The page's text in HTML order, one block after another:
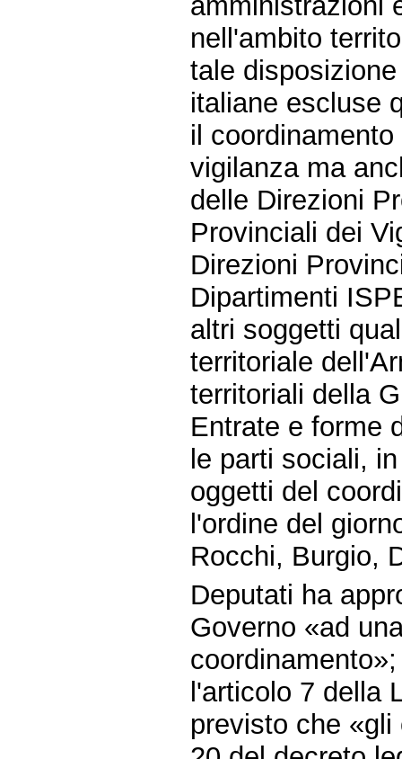
nell'ambito
tale
italiane escluse
il
vigilanza ma
delle Direzioni
Provinciali dei
Direzioni
Dipartimenti
altri soggetti
territoriale
territoriali della
Entrate e forme
le parti sociali,
oggetti del
l'ordine del
Rocchi, Burgio,
Deputati ha
Governo «ad
coordinamento»;
l'articolo 7 della
previsto che